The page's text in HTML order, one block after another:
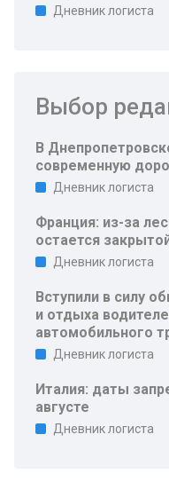
Дневник логиста
Выбор
В
современную
Дневник логиста
Франция: из-за
остается
Дневник логиста
Вступили в силу
и отдыха
автомобильного
Дневник логиста
Италия: даты
августе
Дневник логиста